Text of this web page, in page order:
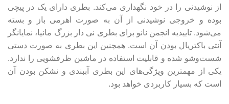
از نوشیدنی را در خود نگهداری می‌کند. بطری دارای یک در پیچی
بوده و خروجی نوشیدنی از آن به صورت اهرمی باز و بسته
می‌شود.تاییدیه انجمن نانو برای بطری نی دار بزرگ مانیا، نمایانگر
آنتی باکتریال بودن آن است. همچنین این بطری به صورت دستی
شست‌وشو شده و قابلیت استفاده در ماشین ظرفشویی را ندارد.
یکی از مهمترین ویژگی‌های این بطری آببندی و نشکن بودن آن
است که بسیار کاربردی خواهد بود.